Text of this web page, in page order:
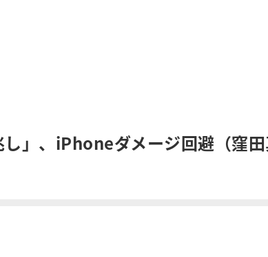
」、iPhoneダメージ回避（窪田